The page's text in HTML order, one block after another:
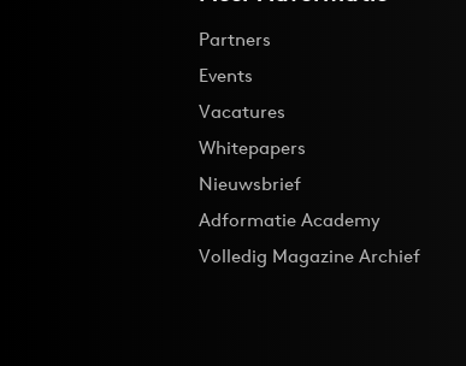
Partners
Events
Vacatures
Whitepapers
Nieuwsbrief
Adformatie Academy
Volledig Magazine Archief